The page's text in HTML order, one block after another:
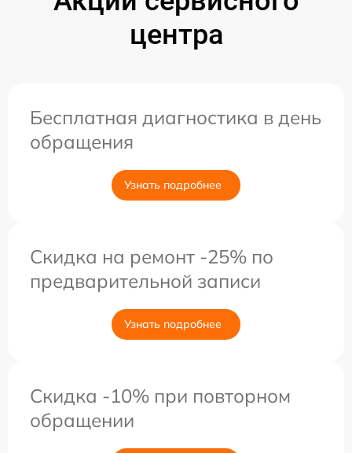
центра
Бесплатная диагностика в день
обращения
Узнать подробнее
Скидка на ремонт -25% по
предварительной записи
Узнать подробнее
Скидка -10% при повторном
обращении